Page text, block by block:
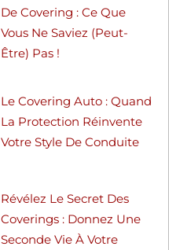
De Covering : Ce Que
Vous Ne Saviez (peut-
Être) Pas !
Le Covering Auto : Quand
La Protection Réinvente
Votre Style De Conduite
Révélez Le Secret Des
Coverings : Donnez Une
Seconde Vie À Votre